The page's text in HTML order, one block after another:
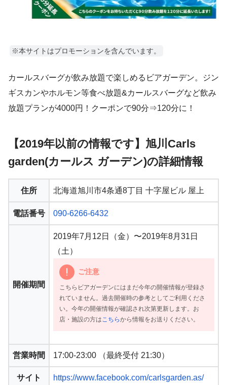
※本サイトはプロモーションを含んでいます。
カールスバーグが飲み放題で楽しめるビアガーデン。ジン
ギスカンやホルモン等食べ放題&カールスバーグなど飲み
放題プランが4000円！クーポンで90分⇒120分に！
【2019年以前の情報です】旭川Carls
garden(カールス ガーデン)の詳細情報
住所 北海道旭川市4条通8丁目 十字屋ビル 屋上
電話番号 090-6266-6432
開催期間
2019年7月12日（金）〜2019年8月31日
（土）
ご注意
こちらビアガーデンにはまだ今年の開催情報が登録さ
れていません。過去開催時の参考としてご利用くださ
い。今年の開催情報が確認され次第更新します。お
店・施設の方は こちらから情報をお送りください。
営業時間 17:00-23:00 （最終受付 21:30）
サイト https://www.facebook.com/carlsgarden.as/